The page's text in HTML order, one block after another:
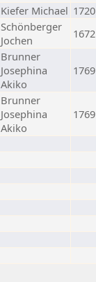
Kiefer Michael 1720
Schönberger
Jochen
1672
Brunner
Josephina
Akiko
1769
Brunner
Josephina
Akiko
1769